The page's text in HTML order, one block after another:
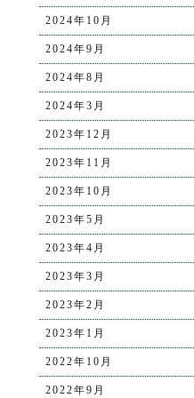
2024年10月
2024年9月
2024年8月
2024年3月
2023年12月
2023年11月
2023年10月
2023年5月
2023年4月
2023年3月
2023年2月
2023年1月
2022年10月
2022年9月